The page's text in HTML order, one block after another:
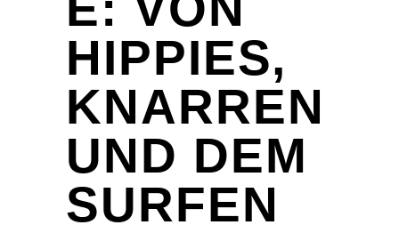
HIPPIES,
KNARREN
UND DEM
SURFEN